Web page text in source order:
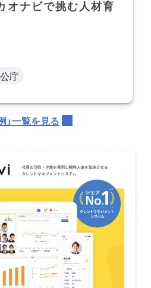
オナビで挑む人材育
庁
」一覧を見る